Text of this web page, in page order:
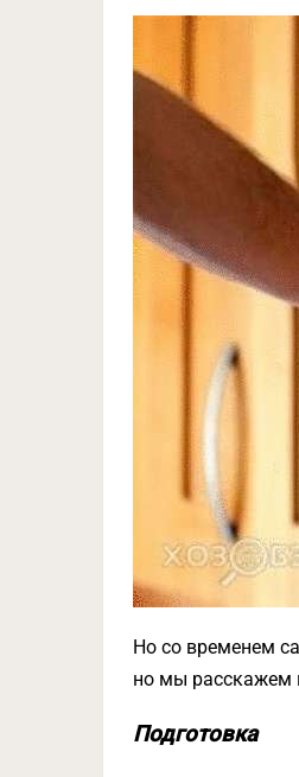
Но со временем
но мы расскажем
Подготовка